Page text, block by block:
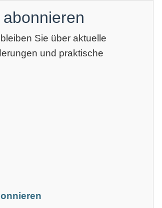
bleiben Sie über aktuelle
und praktische